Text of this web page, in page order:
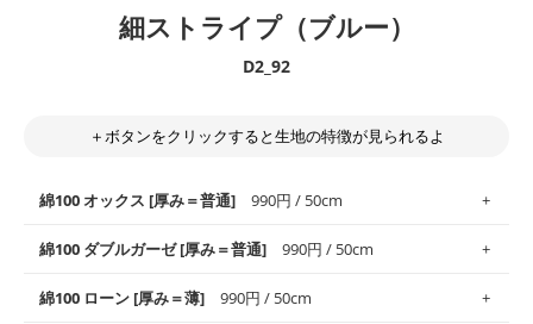
細ストライプ（ブルー）
D2_92
＋ボタンをクリックすると生地の特徴が見られるよ
綿100 オックス [厚み＝普通] 990円 / 50cm
使いやすさNo.1！しなやかさと適度な張りを併せ持ち、通気性の
高さがオックス生地の特徴です。当サイトのオックス生地は、
綿100 ダブルガーゼ [厚み＝普通] 990円 / 50cm
綿100 ローン [厚み＝薄] 990円 / 50cm